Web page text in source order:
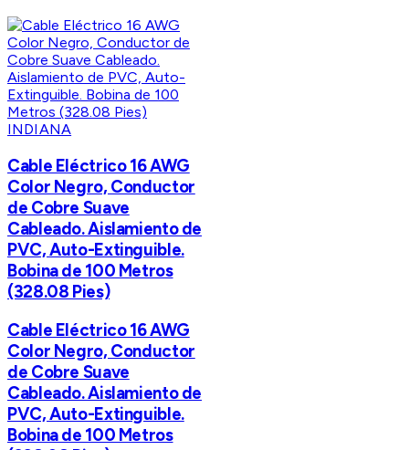
INDIANA
Cable Eléctrico 16 AWG
Color Negro, Conductor
de Cobre Suave
Cableado. Aislamiento de
PVC, Auto-Extinguible.
Bobina de 100 Metros
(328.08 Pies)
Cable Eléctrico 16 AWG
Color Negro, Conductor
de Cobre Suave
Cableado. Aislamiento de
PVC, Auto-Extinguible.
Bobina de 100 Metros